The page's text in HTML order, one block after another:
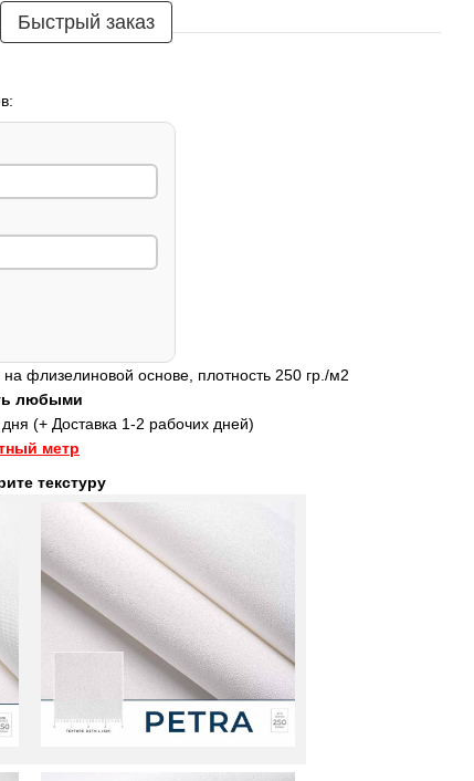
Быстрый заказ
флизелиновой основе, плотность 250 гр./м2
любыми
(+ Доставка 1-2 рабочих дней)
метр
текстуру